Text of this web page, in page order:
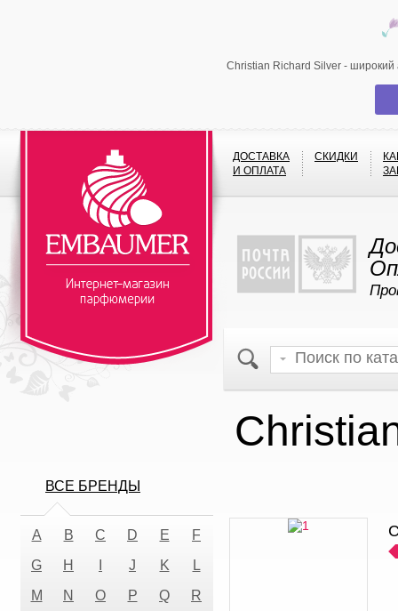
Christian Richard Silver - широкий
ДОСТАВКА
И ОПЛАТА
СКИДКИ
ВСЕ БРЕНДЫ
A B C D E
F
G
H J K
L
M
N O P Q
R